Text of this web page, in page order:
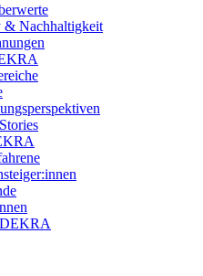
& Nachhaltigkeit